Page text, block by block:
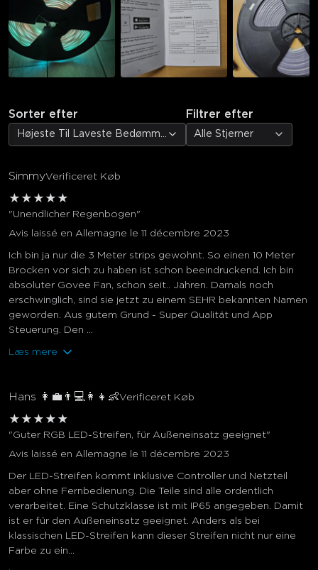
Sorter efter
Højeste Til Laveste Bedømmelse
Filtrer efter
Alle Stjerner
SimmyVerificeret Køb
★ ★ ★ ★ ★
"Unendlicher Regenbogen"
Avis laissé en Allemagne le 11 décembre 2023
Ich bin ja nur die 3 Meter strips gewohnt. So einen 10 Meter
Brocken vor sich zu haben ist schon beeindruckend. Ich bin
absoluter Govee Fan, schon seit.. Jahren. Damals noch
erschwinglich, sind sie jetzt zu einem SEHR bekannten Namen
geworden. Aus gutem Grund - Super Qualität und App
Steuerung. Den ...
Læs mere
Hans 👩💼👨💻👩👧👶Verificeret Køb
★ ★ ★ ★ ★
"Guter RGB LED-Streifen, für Außeneinsatz geeignet"
Avis laissé en Allemagne le 11 décembre 2023
Der LED-Streifen kommt inklusive Controller und Netzteil
aber ohne Fernbedienung. Die Teile sind alle ordentlich
verarbeitet. Eine Schutzklasse ist mit IP65 angegeben. Damit
ist er für den Außeneinsatz geeignet. Anders als bei
klassischen LED-Streifen kann dieser Streifen nicht nur eine
Farbe zu ein...